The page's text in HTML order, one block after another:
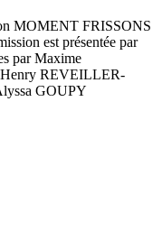
MOMENT FRISSONS
est présentée par
par Maxime
REVEILLER-
GOUPY